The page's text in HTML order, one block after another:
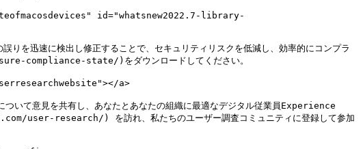
id="whatsnew2022.7-library-
を迅速に検出し修正することで、セキュリティリスクを低減し、効率的にコンプラ
compliance-state/)をダウンロードしてください。
a>
いて意見を共有し、あなたとあなたの組織に最適なデジタル従業員Experience
user-research/) を訪れ、私たちのユーザー調査コミュニティに登録して参加